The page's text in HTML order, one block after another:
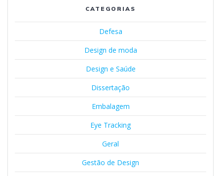
CATEGORIAS
Defesa
Design de moda
Design e Saúde
Dissertação
Embalagem
Eye Tracking
Geral
Gestão de Design